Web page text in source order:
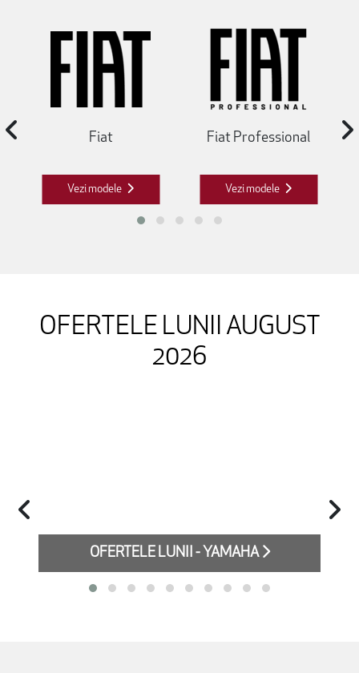
Fiat
Vezi modele
Fiat Professional
Vezi modele
OFERTELE LUNII AUGUST
2026
OFERTELE LUNII - YAMAHA